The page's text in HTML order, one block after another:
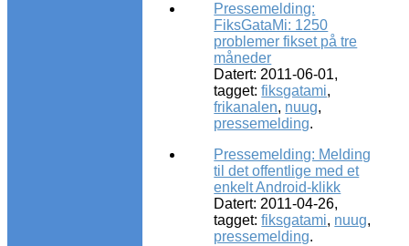
Pressemelding:
FiksGataMi: 1250
problemer fikset på tre
måneder
Datert: 2011-06-01,
tagget:fiksgatami,
frikanalen, nuug,
pressemelding.
Pressemelding: Melding
til det offentlige med et
enkelt Android-klikk
Datert: 2011-04-26,
tagget:fiksgatami, nuug,
pressemelding.